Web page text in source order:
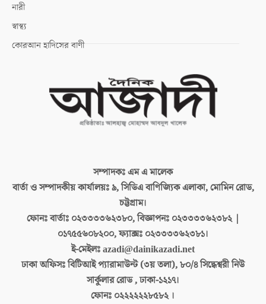
নারী
স্বাস্থ্য
কোরআন হাদিসের বাণী
সম্পাদকঃএম এ মালেক
বার্তা ও সম্পাদকীয় কার্যালয়ঃ৯, সিডিএ বাণিজ্যিক এলাকা, মোমিন রোড,
চট্টগ্রাম।
ফোনঃ বার্তাঃ ০২৩৩৩৩৬২৩৮০, বিজ্ঞাপনঃ ০২৩৩৩৩৬২৩৮২ |
০১৭৫৫৬০৮২০০, ফ্যাক্সঃ ০২৩৩৩৩৬২৩৮১।
ই-মেইলঃazadi@dainikazadi.net
ঢাকা অফিসঃবিটিআই প্যারামাউন্ট (৩য় তলা), ৮০/৪ সিদ্ধেশ্বরী নিউ
সার্কুলার রোড , ঢাকা-১২১৭।
ফোনঃ ০২২২২২২৮৫৮২ ।